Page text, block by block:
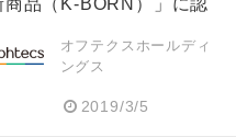
商品（K-BORN）」に認
オフテクスホールディ
ングス
2019/3/5